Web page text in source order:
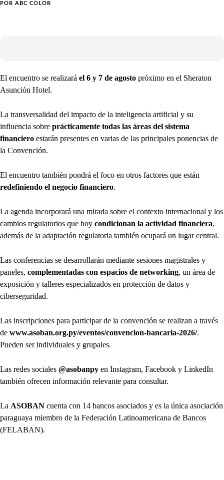
POR ABC COLOR
El encuentro se realizará el 6 y 7 de agosto próximo en el Sheraton
Asunción Hotel.
La transversalidad del impacto de la inteligencia artificial y su
influencia sobre prácticamente todas las áreas del sistema
financiero estarán presentes en varias de las principales ponencias de
la Convención.
El encuentro también pondrá el foco en otros factores que están
redefiniendo el negocio financiero.
La agenda incorporará una mirada sobre el contexto internacional y los
cambios regulatorios que hoy condicionan la actividad financiera,
además de la adaptación regulatoria también ocupará un lugar central.
Las conferencias se desarrollarán mediante sesiones magistrales y
paneles, complementadas con espacios de networking, un área de
exposición y talleres especializados en protección de datos y
ciberseguridad.
Las inscripciones para participar de la convención se realizan a través
de www.asoban.org.py/eventos/convencion-bancaria-2026/.
Pueden ser individuales y grupales.
Las redes sociales @asobanpy en Instagram, Facebook y LinkedIn
también ofrecen información relevante para consultar.
La ASOBAN cuenta con 14 bancos asociados y es la única asociación
paraguaya miembro de la Federación Latinoamericana de Bancos
(FELABAN).